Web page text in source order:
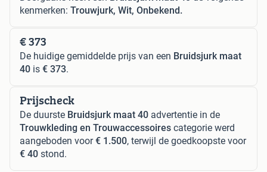
kenmerken: Trouwjurk, Wit, Onbekend.
€ 373
De huidige gemiddelde prijs van een Bruidsjurk maat
40 is € 373.
Prijscheck
De duurste Bruidsjurk maat 40 advertentie in de
Trouwkleding en Trouwaccessoires categorie werd
aangeboden voor€ 1.500, terwijl de goedkoopste voor
€ 40 stond.